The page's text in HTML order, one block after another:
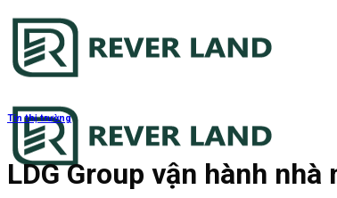
Bỏ
nội
Tin thị trường
LDG Group vận hành